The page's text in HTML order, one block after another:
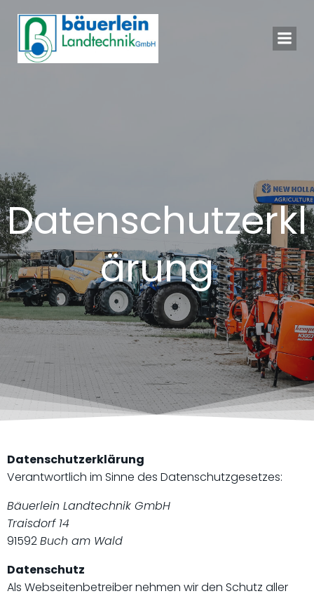
Datenschutzerkl
ärung
Datenschutzerklärung
Verantwortlich im Sinne des Datenschutzgesetzes:
Bäuerlein Landtechnik GmbH
Traisdorf 14
91592Buch am Wald
Datenschutz
Als Webseitenbetreiber nehmen wir den Schutz aller